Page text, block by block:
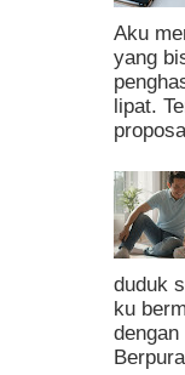
Aku
yang
lipat.
duduk
ku